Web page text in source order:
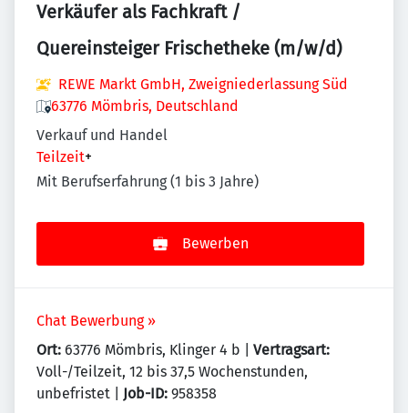
Verkäufer als Fachkraft /
Quereinsteiger Frischetheke (m/w/d)
REWE Markt GmbH, Zweigniederlassung Süd
63776 Mömbris, Deutschland
Verkauf und Handel
Teilzeit+
Mit Berufserfahrung (1 bis 3 Jahre)
Bewerben
Chat Bewerbung »
Ort: 63776 Mömbris, Klinger 4 b | Vertragsart:
Voll-/Teilzeit, 12 bis 37,5 Wochenstunden,
unbefristet | Job-ID: 958358